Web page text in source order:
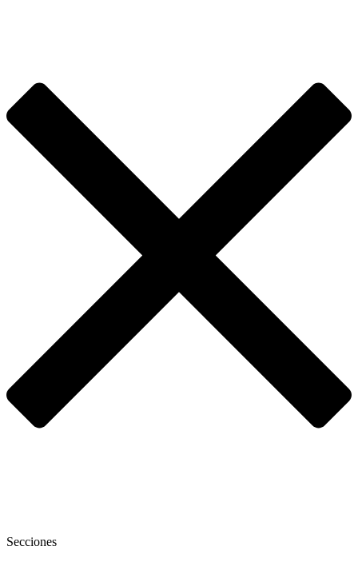
Secciones